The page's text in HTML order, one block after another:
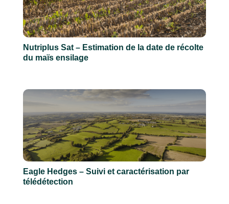
Nutriplus Sat – Estimation de la date de récolte
du maïs ensilage
Eagle Hedges – Suivi et caractérisation par
télédétection